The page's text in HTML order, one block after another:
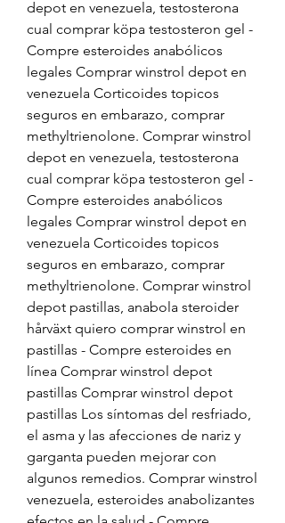
depot en venezuela, testosterona
cual comprar köpa testosteron gel -
Compre esteroides anabólicos
legales Comprar winstrol depot en
venezuela Corticoides topicos
seguros en embarazo, comprar
methyltrienolone. Comprar winstrol
depot en venezuela, testosterona
cual comprar köpa testosteron gel -
Compre esteroides anabólicos
legales Comprar winstrol depot en
venezuela Corticoides topicos
seguros en embarazo, comprar
methyltrienolone. Comprar winstrol
depot pastillas, anabola steroider
hårväxt quiero comprar winstrol en
pastillas - Compre esteroides en
línea Comprar winstrol depot
pastillas Comprar winstrol depot
pastillas Los síntomas del resfriado,
el asma y las afecciones de nariz y
garganta pueden mejorar con
algunos remedios. Comprar winstrol
venezuela, esteroides anabolizantes